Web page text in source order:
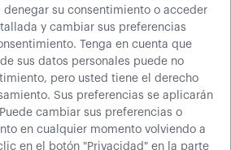
su consentimiento o acceder
y cambiar sus preferencias
Tenga en cuenta que
sus datos personales puede no
pero usted tiene el derecho
Sus preferencias se aplicarán
cambiar sus preferencias o
en cualquier momento volviendo a
en el botón "Privacidad" en la parte
A partir de
44,63 €
Estantería metálica sin
tornillos J200 Gris
Ideal para poner orden en
garajes y trasteros